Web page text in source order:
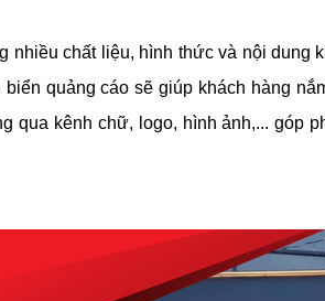
chất liệu, hình thức và nội dung
quảng cáo sẽ giúp khách hàng
kênh chữ, logo, hình ảnh,... góp